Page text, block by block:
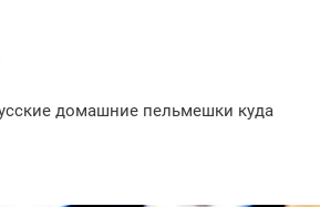
домашние пельмешки куда